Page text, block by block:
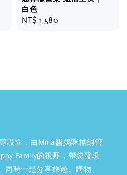
白色
Regular
NT$ 1,580
設立，由Mina醬媽咪擔綱管
Family的視野，帶您發現
時一起分享旅遊、購物、